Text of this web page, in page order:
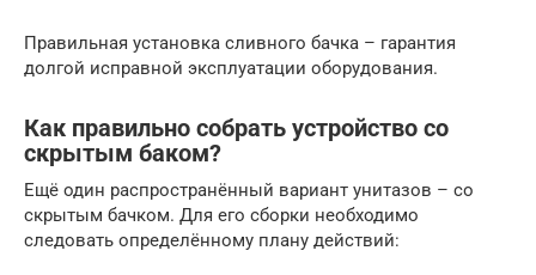
Правильная установка сливного бачка – гарантия
долгой исправной эксплуатации оборудования.
Как правильно собрать устройство со
скрытым баком?
Ещё один распространённый вариант унитазов – со
скрытым бачком. Для его сборки необходимо
следовать определённому плану действий: